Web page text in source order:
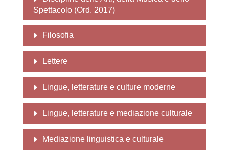
Spettacolo (Ord. 2017)
Filosofia
Lettere
Lingue, letterature e culture moderne
Lingue, letterature e mediazione culturale
Mediazione linguistica e culturale